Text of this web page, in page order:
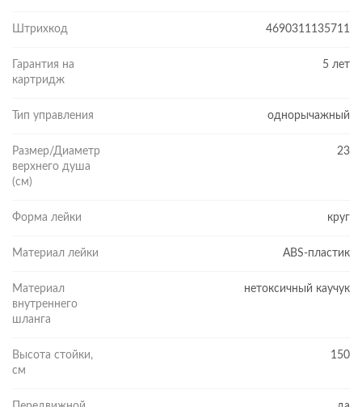
Штрихкод 4690311135711
Гарантия на
картридж
5 лет
Тип управления однорычажный
Размер/Диаметр
верхнего душа
(см)
23
Форма лейки круг
Материал лейки ABS-пластик
Материал
внутреннего
шланга
нетоксичный каучук
Высота стойки,
см
150